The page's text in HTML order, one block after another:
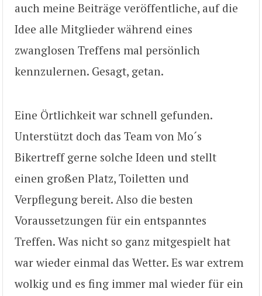
auch meine Beiträge veröffentliche, auf die
Idee alle Mitglieder während eines
zwanglosen Treffens mal persönlich
kennzulernen. Gesagt, getan.
Eine Örtlichkeit war schnell gefunden.
Unterstützt doch das Team von Mo´s
Bikertreff gerne solche Ideen und stellt
einen großen Platz, Toiletten und
Verpflegung bereit. Also die besten
Voraussetzungen für ein entspanntes
Treffen. Was nicht so ganz mitgespielt hat
war wieder einmal das Wetter. Es war extrem
wolkig und es fing immer mal wieder für ein